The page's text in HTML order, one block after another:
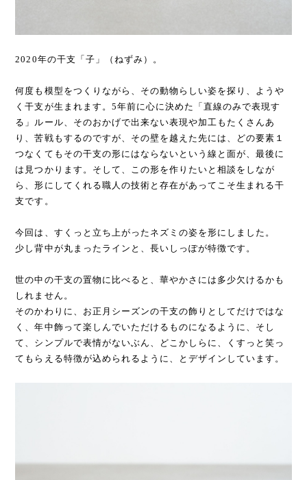
2020年の干支「子」（ねずみ）。
何度も模型をつくりながら、その動物らしい姿を探り、ようや
く干支が生まれます。5年前に心に決めた「直線のみで表現す
る」ルール、そのおかげで出来ない表現や加工もたくさんあ
り、苦戦もするのですが、その壁を越えた先には、どの要素１
つなくてもその干支の形にはならないという線と面が、最後に
は見つかります。そして、この形を作りたいと相談をしなが
ら、形にしてくれる職人の技術と存在があってこそ生まれる干
支です。
今回は、すくっと立ち上がったネズミの姿を形にしました。
少し背中が丸まったラインと、長いしっぽが特徴です。
世の中の干支の置物に比べると、華やかさには多少欠けるかも
しれません。
そのかわりに、お正月シーズンの干支の飾りとしてだけではな
く、年中飾って楽しんでいただけるものになるように、そし
て、シンプルで表情がないぶん、どこかしらに、くすっと笑っ
てもらえる特徴が込められるように、とデザインしています。